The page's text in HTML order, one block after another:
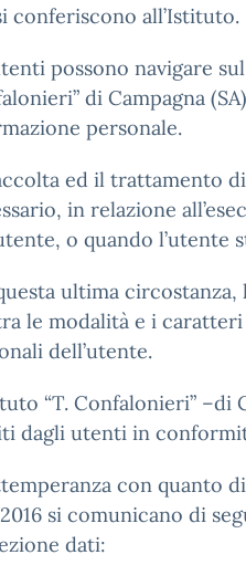
conferiscono all’Istituto.
possono navigare
di Campagna
personale.
ed il trattamento
in relazione
o quando l’utente
ultima
le modalità e i
dell’utente.
“T. Confalonieri”
dagli utenti in
con quanto
si comunicano di
dati: